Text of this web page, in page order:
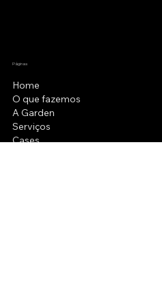
Home
O que fazemos
A Garden